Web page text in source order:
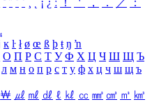
˘ ˝ ˚ ˙ ¸ ¡ ¿ ː ！ ＇ ， ． ／
：
₄
ĸ ŀ ł ø œ ß þ ŧ ŋ ŉ
О П Р С Т У Ф Х Ц Ч Ш Щ Ъ
л м н о п р с т у ф х ц ч ш щ ъ
￦ ㎕ ㎖ ㎗ ℓ ㎘ ㏄ ㎣ ㎤ ㎥ ㎦